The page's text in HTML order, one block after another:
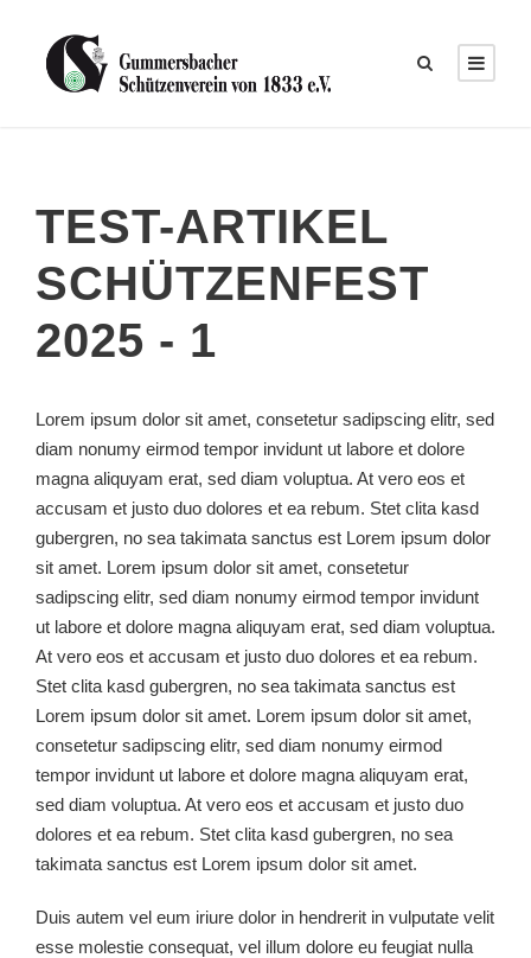
TEST-ARTIKEL
SCHÜTZENFEST
2025 - 1
Lorem ipsum dolor sit amet, consetetur sadipscing elitr, sed
diam nonumy eirmod tempor invidunt ut labore et dolore
magna aliquyam erat, sed diam voluptua. At vero eos et
accusam et justo duo dolores et ea rebum. Stet clita kasd
gubergren, no sea takimata sanctus est Lorem ipsum dolor
sit amet. Lorem ipsum dolor sit amet, consetetur
sadipscing elitr, sed diam nonumy eirmod tempor invidunt
ut labore et dolore magna aliquyam erat, sed diam voluptua.
At vero eos et accusam et justo duo dolores et ea rebum.
Stet clita kasd gubergren, no sea takimata sanctus est
Lorem ipsum dolor sit amet. Lorem ipsum dolor sit amet,
consetetur sadipscing elitr, sed diam nonumy eirmod
tempor invidunt ut labore et dolore magna aliquyam erat,
sed diam voluptua. At vero eos et accusam et justo duo
dolores et ea rebum. Stet clita kasd gubergren, no sea
takimata sanctus est Lorem ipsum dolor sit amet.
Duis autem vel eum iriure dolor in hendrerit in vulputate velit
esse molestie consequat, vel illum dolore eu feugiat nulla